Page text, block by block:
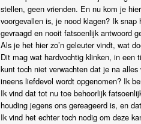
stellen, geen vrienden. En nu kom je
voorgevallen is, je nood klagen? Ik
gevraagd en nooit fatsoenlijk antwoord
Als je het hier zo’n geleuter vindt, wat
Dit mag wat hardvochtig klinken, in
kunt toch niet verwachten dat je na
ineens liefdevol wordt opgenomen? Ik
Ik vind dat tot nu toe behoorlijk
houding jegens ons gereageerd is, en
Ik vind het echter toch nodig om deze